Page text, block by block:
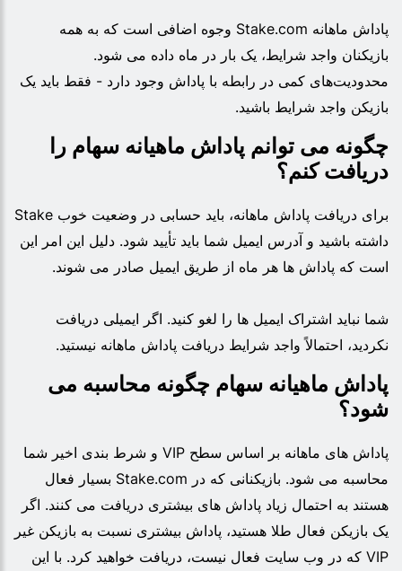
پاداش ماهانه Stake.com وجوه اضافی است که به همه
بازیکنان واجد شرایط، یک بار در ماه داده می شود.
محدودیت‌های کمی در رابطه با پاداش وجود دارد - فقط باید یک
بازیکن واجد شرایط باشید.
چگونه می توانم پاداش ماهیانه سهام را
دریافت کنم؟
برای دریافت پاداش ماهانه، باید حسابی در وضعیت خوب Stake
داشته باشید و آدرس ایمیل شما باید تأیید شود. دلیل این امر این
است که پاداش ها هر ماه از طریق ایمیل صادر می شوند.
شما نباید اشتراک ایمیل ها را لغو کنید. اگر ایمیلی دریافت
نکردید، احتمالاً واجد شرایط دریافت پاداش ماهانه نیستید.
پاداش ماهیانه سهام چگونه محاسبه می
شود؟
پاداش های ماهانه بر اساس سطح VIP و شرط بندی اخیر شما
محاسبه می شود. بازیکنانی که در Stake.com بسیار فعال
هستند به احتمال زیاد پاداش های بیشتری دریافت می کنند. اگر
یک بازیکن فعال طلا هستید، پاداش بیشتری نسبت به بازیکن غیر
VIP که در وب سایت فعال نیست، دریافت خواهید کرد. با این